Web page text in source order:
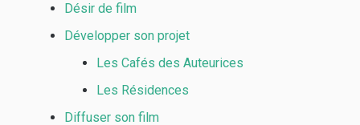
Désir de film
Développer son projet
Les Cafés des Auteurices
Les Résidences
Diffuser son film